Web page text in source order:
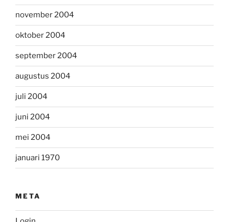
november 2004
oktober 2004
september 2004
augustus 2004
juli 2004
juni 2004
mei 2004
januari 1970
META